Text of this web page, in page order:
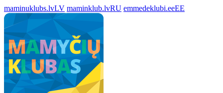
maminuklubs.lvLV maminklub.lvRU emmedeklubi.eeEE